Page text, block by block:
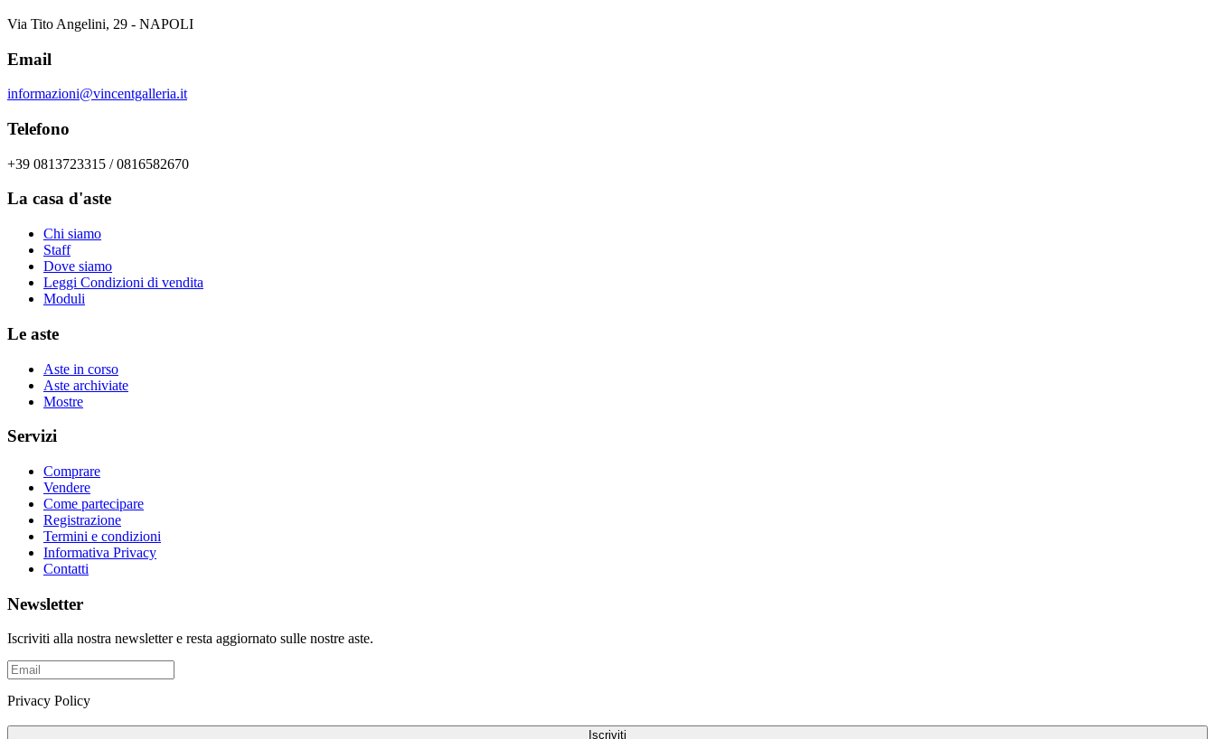
Via Tito Angelini, 29 - NAPOLI
Email
informazioni@vincentgalleria.it
Telefono
+39 0813723315 / 0816582670
La casa d'aste
Chi siamo
Staff
Dove siamo
Leggi Condizioni di vendita
Moduli
Le aste
Aste in corso
Aste archiviate
Mostre
Servizi
Comprare
Vendere
Come partecipare
Registrazione
Termini e condizioni
Informativa Privacy
Contatti
Newsletter
Iscriviti alla nostra newsletter e resta aggiornato sulle nostre aste.
Privacy Policy
Iscriviti